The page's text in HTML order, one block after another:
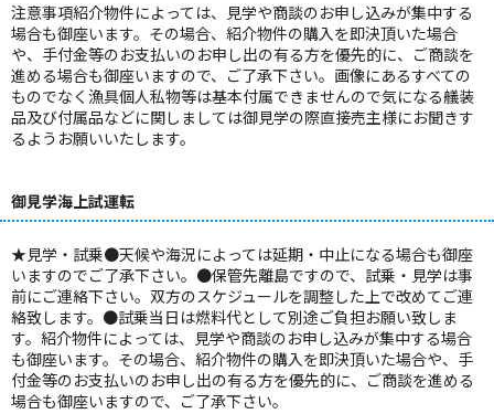
注意事項紹介物件によっては、見学や商談のお申し込みが集中する
場合も御座います。その場合、紹介物件の購入を即決頂いた場合
や、手付金等のお支払いのお申し出の有る方を優先的に、ご商談を
進める場合も御座いますので、ご了承下さい。画像にあるすべての
ものでなく漁具個人私物等は基本付属できませんので気になる艤装
品及び付属品などに関しましては御見学の際直接売主様にお聞きす
るようお願いいたします。
御見学海上試運転
★見学・試乗●天候や海況によっては延期・中止になる場合も御座
いますのでご了承下さい。●保管先離島ですので、試乗・見学は事
前にご連絡下さい。双方のスケジュールを調整した上で改めてご連
絡致します。●試乗当日は燃料代として別途ご負担お願い致しま
す。紹介物件によっては、見学や商談のお申し込みが集中する場合
も御座います。その場合、紹介物件の購入を即決頂いた場合や、手
付金等のお支払いのお申し出の有る方を優先的に、ご商談を進める
場合も御座いますので、ご了承下さい。